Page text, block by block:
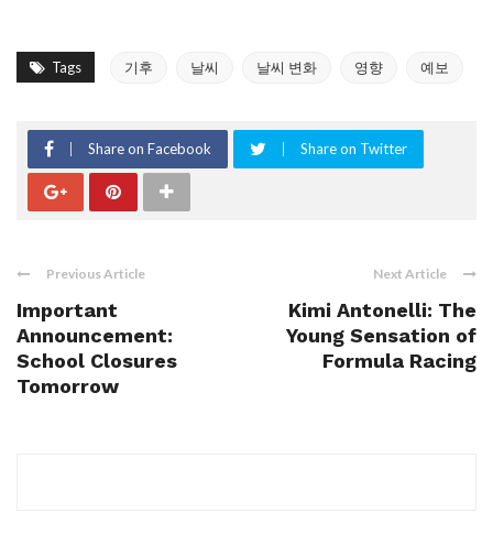
Tags 기후 날씨 날씨 변화 영향 예보
Share on Facebook Share on Twitter
Previous Article
Important
Announcement:
School Closures
Tomorrow
Next Article
Kimi Antonelli: The
Young Sensation of
Formula Racing